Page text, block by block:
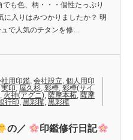
も色、柄・・・個性たっぷり
に入りはみつかりましたか？ 明
ュで人気のチタンを修…
用印鑑, 会社設立, 個人用印
実印, 屋久杉, 彩樺, 彩樺(サイ
, 火神(アグニ), 薩摩本柘, 薩摩
行印, 黒彩樺, 黒彩樺
の／ 印鑑修行日記